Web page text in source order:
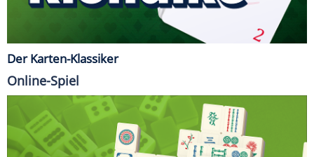
Der Karten-Klassiker
Online-Spiel